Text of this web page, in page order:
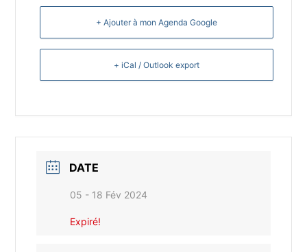
+ Ajouter à mon Agenda Google
+ iCal / Outlook export
DATE
05 - 18 Fév 2024
Expiré!